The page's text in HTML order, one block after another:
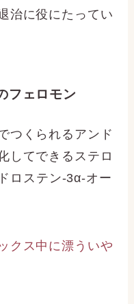
治に役にたってい
フェロモン
つくられるアンド
してできるステロ
ロステン-3α-オー
クス中に漂ういや